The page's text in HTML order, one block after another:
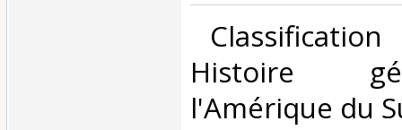
Histoire
l'Amérique du